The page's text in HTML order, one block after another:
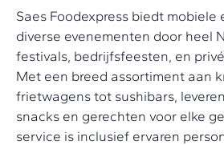
Saes Foodexpress biedt mobiele
diverse evenementen door heel
festivals, bedrijfsfeesten, en
Met een breed assortiment aan
frietwagens tot sushibars,
snacks en gerechten voor elke
service is inclusief ervaren